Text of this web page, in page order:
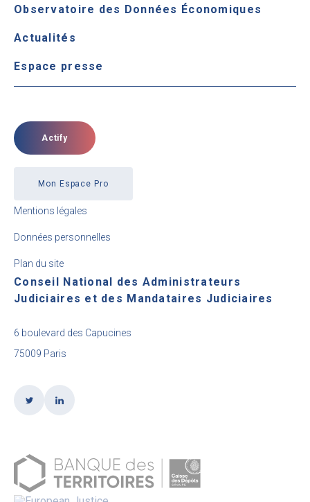
Observatoire des Données Économiques
Actualités
Espace presse
Actify
Mon Espace Pro
Mentions légales
Données personnelles
Plan du site
Conseil National des Administrateurs
Judiciaires et des Mandataires Judiciaires
6 boulevard des Capucines
75009 Paris